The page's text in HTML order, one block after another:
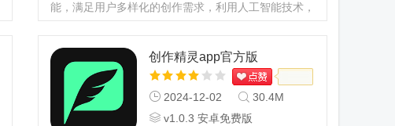
能，满足用户多样化的创作需求，利用人工智能技术，
创作精灵app官方版
2024-12-02
30.4M
v1.0.3 安卓免费版